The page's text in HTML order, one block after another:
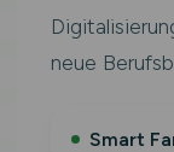
neue
Smart